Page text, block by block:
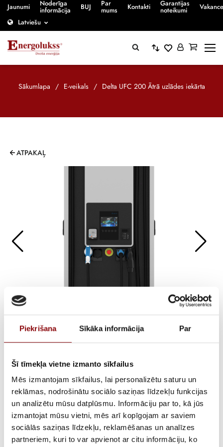
Piekrišana Sīkāka informācija Par
Šī tīmekļa vietne izmanto sīkfailus
Mēs izmantojam sīkfailus, lai personalizētu saturu un
reklāmas, nodrošinātu sociālo saziņas līdzekļu funkcijas
un analizētu mūsu datplūsmu. Informāciju par to, kā jūs
izmantojat mūsu vietni, mēs arī kopīgojam ar saviem
sociālās saziņas līdzekļu, reklamēšanas un analīzes
partneriem, kuri to var apvienot ar citu informāciju, ko
Jaunumi Noderīga
informācija BUJ Par
mums Kontakti Garantijas
noteikumi
Latviešu
Sākumlapa / E-veikals / Delta UFC 200 Ātrā uzlādes iekārta
ATPAKAĻ
Delta UFC 200 Ātrā
uzlādes iekārta
ATLIKUMS Pieejams pēc pasūtījuma
ARTIKULS uzlade-12
PIEGĀDES LAIKS, JA PRECE NAV
8-10 nedēļas